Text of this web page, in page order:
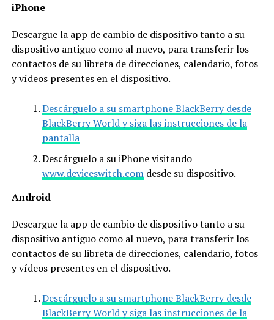
iPhone
Descargue la app de cambio de dispositivo tanto a su
dispositivo antiguo como al nuevo, para transferir los
contactos de su libreta de direcciones, calendario, fotos
y vídeos presentes en el dispositivo.
Descárguelo a su smartphone BlackBerry desde
BlackBerry World y siga las instrucciones de la
pantalla
Descárguelo a su iPhone visitando
www.deviceswitch.comdesde su dispositivo.
Android
Descargue la app de cambio de dispositivo tanto a su
dispositivo antiguo como al nuevo, para transferir los
contactos de su libreta de direcciones, calendario, fotos
y vídeos presentes en el dispositivo.
Descárguelo a su smartphone BlackBerry desde
BlackBerry World y siga las instrucciones de la